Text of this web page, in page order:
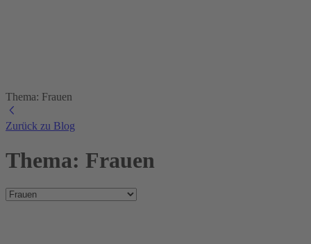
Thema: Frauen
Zurück zu Blog
Thema: Frauen